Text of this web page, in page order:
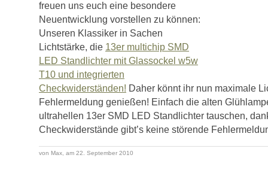
freuen uns euch eine besondere
Neuentwicklung vorstellen zu können:
Unseren Klassiker in Sachen
Lichtstärke, die 13er multichip SMD
LED Standlichter mit Glassockel w5w
T10 und integrierten
Checkwiderständen! Daher könnt ihr nun maximale
Fehlermeldung genießen! Einfach die alten
ultrahellen 13er SMD LED Standlichter tauschen,
Checkwiderstände gibt’s keine störende
von Max, am 22. September 2010